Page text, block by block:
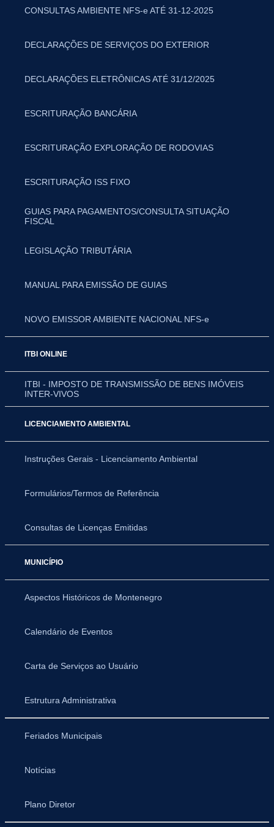
CONSULTAS AMBIENTE NFS-e ATÉ 31-12-2025
DECLARAÇÕES DE SERVIÇOS DO EXTERIOR
DECLARAÇÕES ELETRÔNICAS ATÉ 31/12/2025
ESCRITURAÇÃO BANCÁRIA
ESCRITURAÇÃO EXPLORAÇÃO DE RODOVIAS
ESCRITURAÇÃO ISS FIXO
GUIAS PARA PAGAMENTOS/CONSULTA SITUAÇÃO
FISCAL
LEGISLAÇÃO TRIBUTÁRIA
MANUAL PARA EMISSÃO DE GUIAS
NOVO EMISSOR AMBIENTE NACIONAL NFS-e
ITBI ONLINE
ITBI - IMPOSTO DE TRANSMISSÃO DE BENS IMÓVEIS
INTER-VIVOS
LICENCIAMENTO AMBIENTAL
Instruções Gerais - Licenciamento Ambiental
Formulários/Termos de Referência
Consultas de Licenças Emitidas
MUNICÍPIO
Aspectos Históricos de Montenegro
Calendário de Eventos
Carta de Serviços ao Usuário
Estrutura Administrativa
Feriados Municipais
Notícias
Plano Diretor